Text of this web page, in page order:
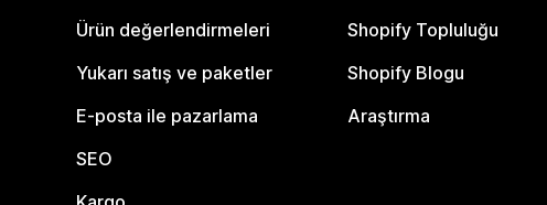
Ürün değerlendirmeleri
Yukarı satış ve paketler
E-posta ile pazarlama
SEO
Shopify Topluluğu
Shopify Blogu
Araştırma